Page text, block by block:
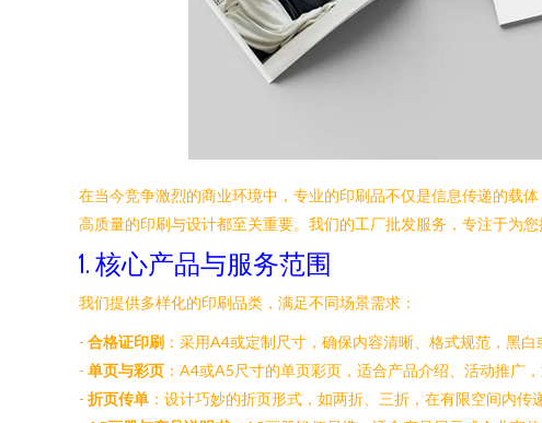
在当今竞争激烈的商业环境中，专业的印刷品不仅是信息传递的载
高质量的印刷与设计都至关重要。我们的工厂批发服务，专注于为
1. 核心产品与服务范围
我们提供多样化的印刷品类，满足不同场景需求：
- 合格证印刷 ：采用A4或定制尺寸，确保内容清晰、格式规范，黑
- 单页与彩页 ：A4或A5尺寸的单页彩页，适合产品介绍、活动推广
- 折页传单 ：设计巧妙的折页形式，如两折、三折，在有限空间内传